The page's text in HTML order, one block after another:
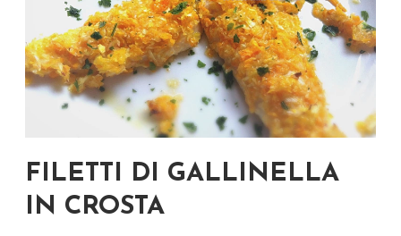
FILETTI DI GALLINELLA
IN CROSTA